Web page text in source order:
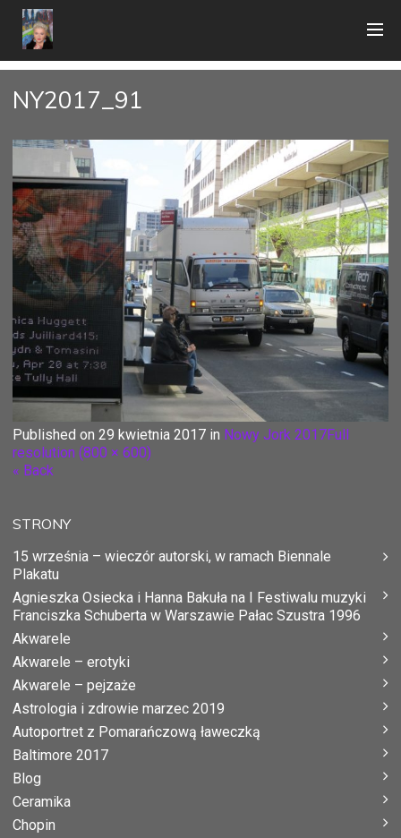
NY2017_91
Published on 29 kwietnia 2017 in Nowy Jork 2017Full
resolution (800 × 600)
« Back
STRONY
15 września – wieczór autorski, w ramach Biennale
Plakatu
Agnieszka Osiecka i Hanna Bakuła na I Festiwalu muzyki
Franciszka Schuberta w Warszawie Pałac Szustra 1996
Akwarele
Akwarele – erotyki
Akwarele – pejzaże
Astrologia i zdrowie marzec 2019
Autoportret z Pomarańczową ławeczką
Baltimore 2017
Blog
Ceramika
Chopin